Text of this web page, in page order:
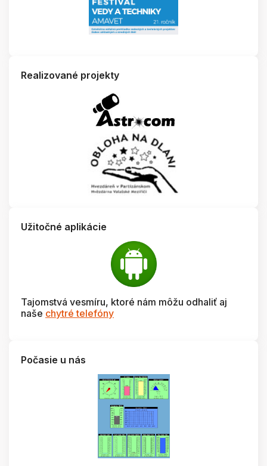
Realizované projekty
Užitočné aplikácie
Tajomstvá vesmíru, ktoré nám môžu odhaliť aj
naše chytré telefóny
Počasie u nás